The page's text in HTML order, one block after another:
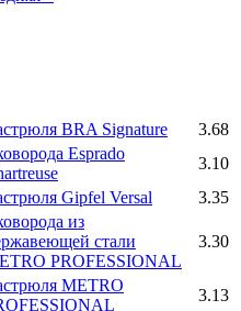
BRA Signature
3.68
Esprado
3.10
Gipfel Versal
3.35
из
стали
PROFESSIONAL
3.30
METRO
3.13